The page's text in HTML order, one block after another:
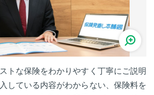
トな保険をわかりやすく丁寧にご説明
している内容がわからない、保険料を